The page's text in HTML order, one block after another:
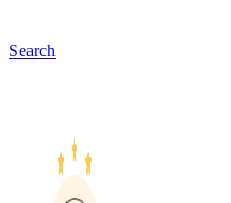
Search